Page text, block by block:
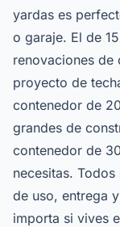
yardas es
o garaje. El de
renovaciones de
proyecto de
contenedor de
grandes de
contenedor de
necesitas.
de uso, entrega
importa si vives